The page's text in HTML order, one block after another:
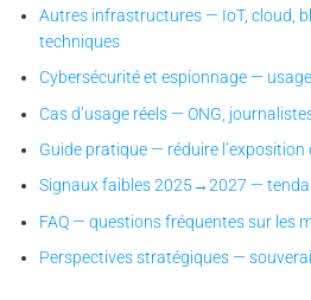
Autres infrastructures — IoT, cloud,
techniques
Cybersécurité et espionnage —
Cas d’usage réels — ONG,
Guide pratique — réduire l’exposition
Signaux faibles 2025→2027 —
FAQ — questions fréquentes sur les
Perspectives stratégiques —